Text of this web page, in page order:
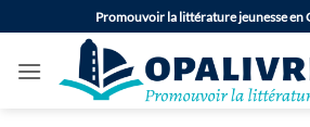
au
contenu
Promouvoir la littérature jeunesse en